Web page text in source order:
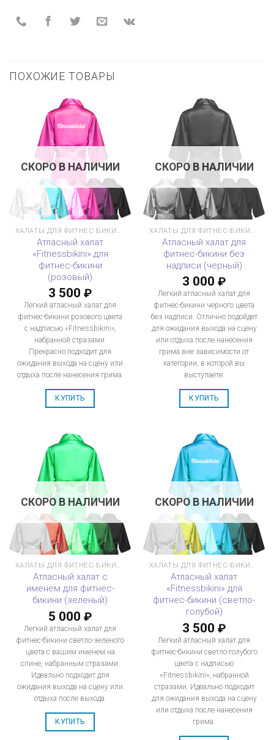
ПОХОЖИЕ ТОВАРЫ
СКОРО В НАЛИЧИИ
Атласный халат
«Fitnessbikini» для
фитнес-бикини
(розовый)
3 500 ₽
Легкий атласный халат для
фитнес-бикини розового цвета
с надписью «Fitnessbikini»,
набранной стразами.
Прекрасно подходит для
ожидания выхода на сцену или
отдыха после нанесения грима.
КУПИТЬ
СКОРО В НАЛИЧИИ
Атласный халат для
фитнес-бикини без
надписи (черный)
3 000 ₽
Легкий атласный халат для
фитнес-бикини черного цвета
без надписи. Отлично подойдет
для ожидания выхода на сцену
или отдыха после нанесения
грима вне зависимости от
категории, в которой вы
выступаете.
КУПИТЬ
СКОРО В НАЛИЧИИ
ХАЛАТЫ ДЛЯ ФИТНЕС-БИКИНИ
Атласный халат с
именем для фитнес-
бикини (зеленый)
5 000 ₽
Легкий атласный халат для
фитнес-бикини светло-зеленого
цвета с вашим именем на
спине, набранным стразами.
Идеально подходит для
ожидания выхода на сцену или
отдыха после выхода.
КУПИТЬ
СКОРО В НАЛИЧИИ
ХАЛАТЫ ДЛЯ ФИТНЕС-БИКИНИ
Атласный халат
«Fitnessbikini» для
фитнес-бикини (светло-
голубой)
3 500 ₽
Легкий атласный халат для
фитнес-бикини светло-голубого
цвета с надписью
«Fitnessbikini», набранной
стразами. Идеально подходит
для ожидания выхода на сцену
или отдыха после нанесения
грима.